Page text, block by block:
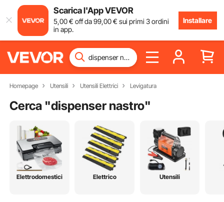
Scarica l'App VEVOR
5,00€ off da99,00€ sui primi 3 ordini
in app.
Installare
Homepage Utensili Utensili Elettrici Levigatura
Cerca "dispenser nastro"
Elettrodomestici Elettrico Utensili